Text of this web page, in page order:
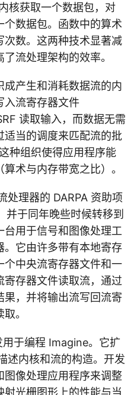
核获取一个数据包，对
数据包。函数中的算术
数。这两种技术显著减
流处理架构的效率。
产生和消耗数据流的内
入流寄存器文件
读取输入，而数据无需
适当的调度来匹配流的批
种组织使得应用程序能
术与内存带宽之比）。
处理器的 DARPA 资助项
并于同年晚些时候转移到
用于信号和图像处理工
它由许多带有本地寄存
中央流寄存器文件和一
存器文件读取流，通过
，并将输出流写回流寄
。
于编程 Imagine。它扩
述内核和流的构造。开发
图像处理应用程序来调整
光栅图形上的性能与当